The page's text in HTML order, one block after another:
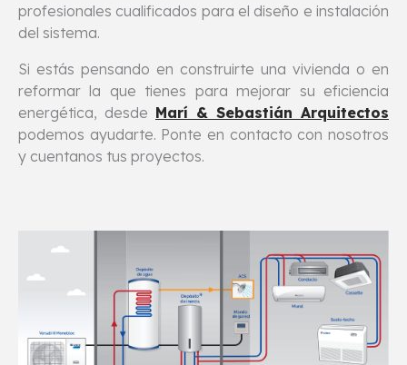
profesionales cualificados para el diseño e instalación
del sistema.
Si estás pensando en construirte una vivienda o en
reformar la que tienes para mejorar su eficiencia
energética, desde Marí & Sebastián Arquitectos
podemos ayudarte. Ponte en contacto con nosotros
y cuentanos tus proyectos.